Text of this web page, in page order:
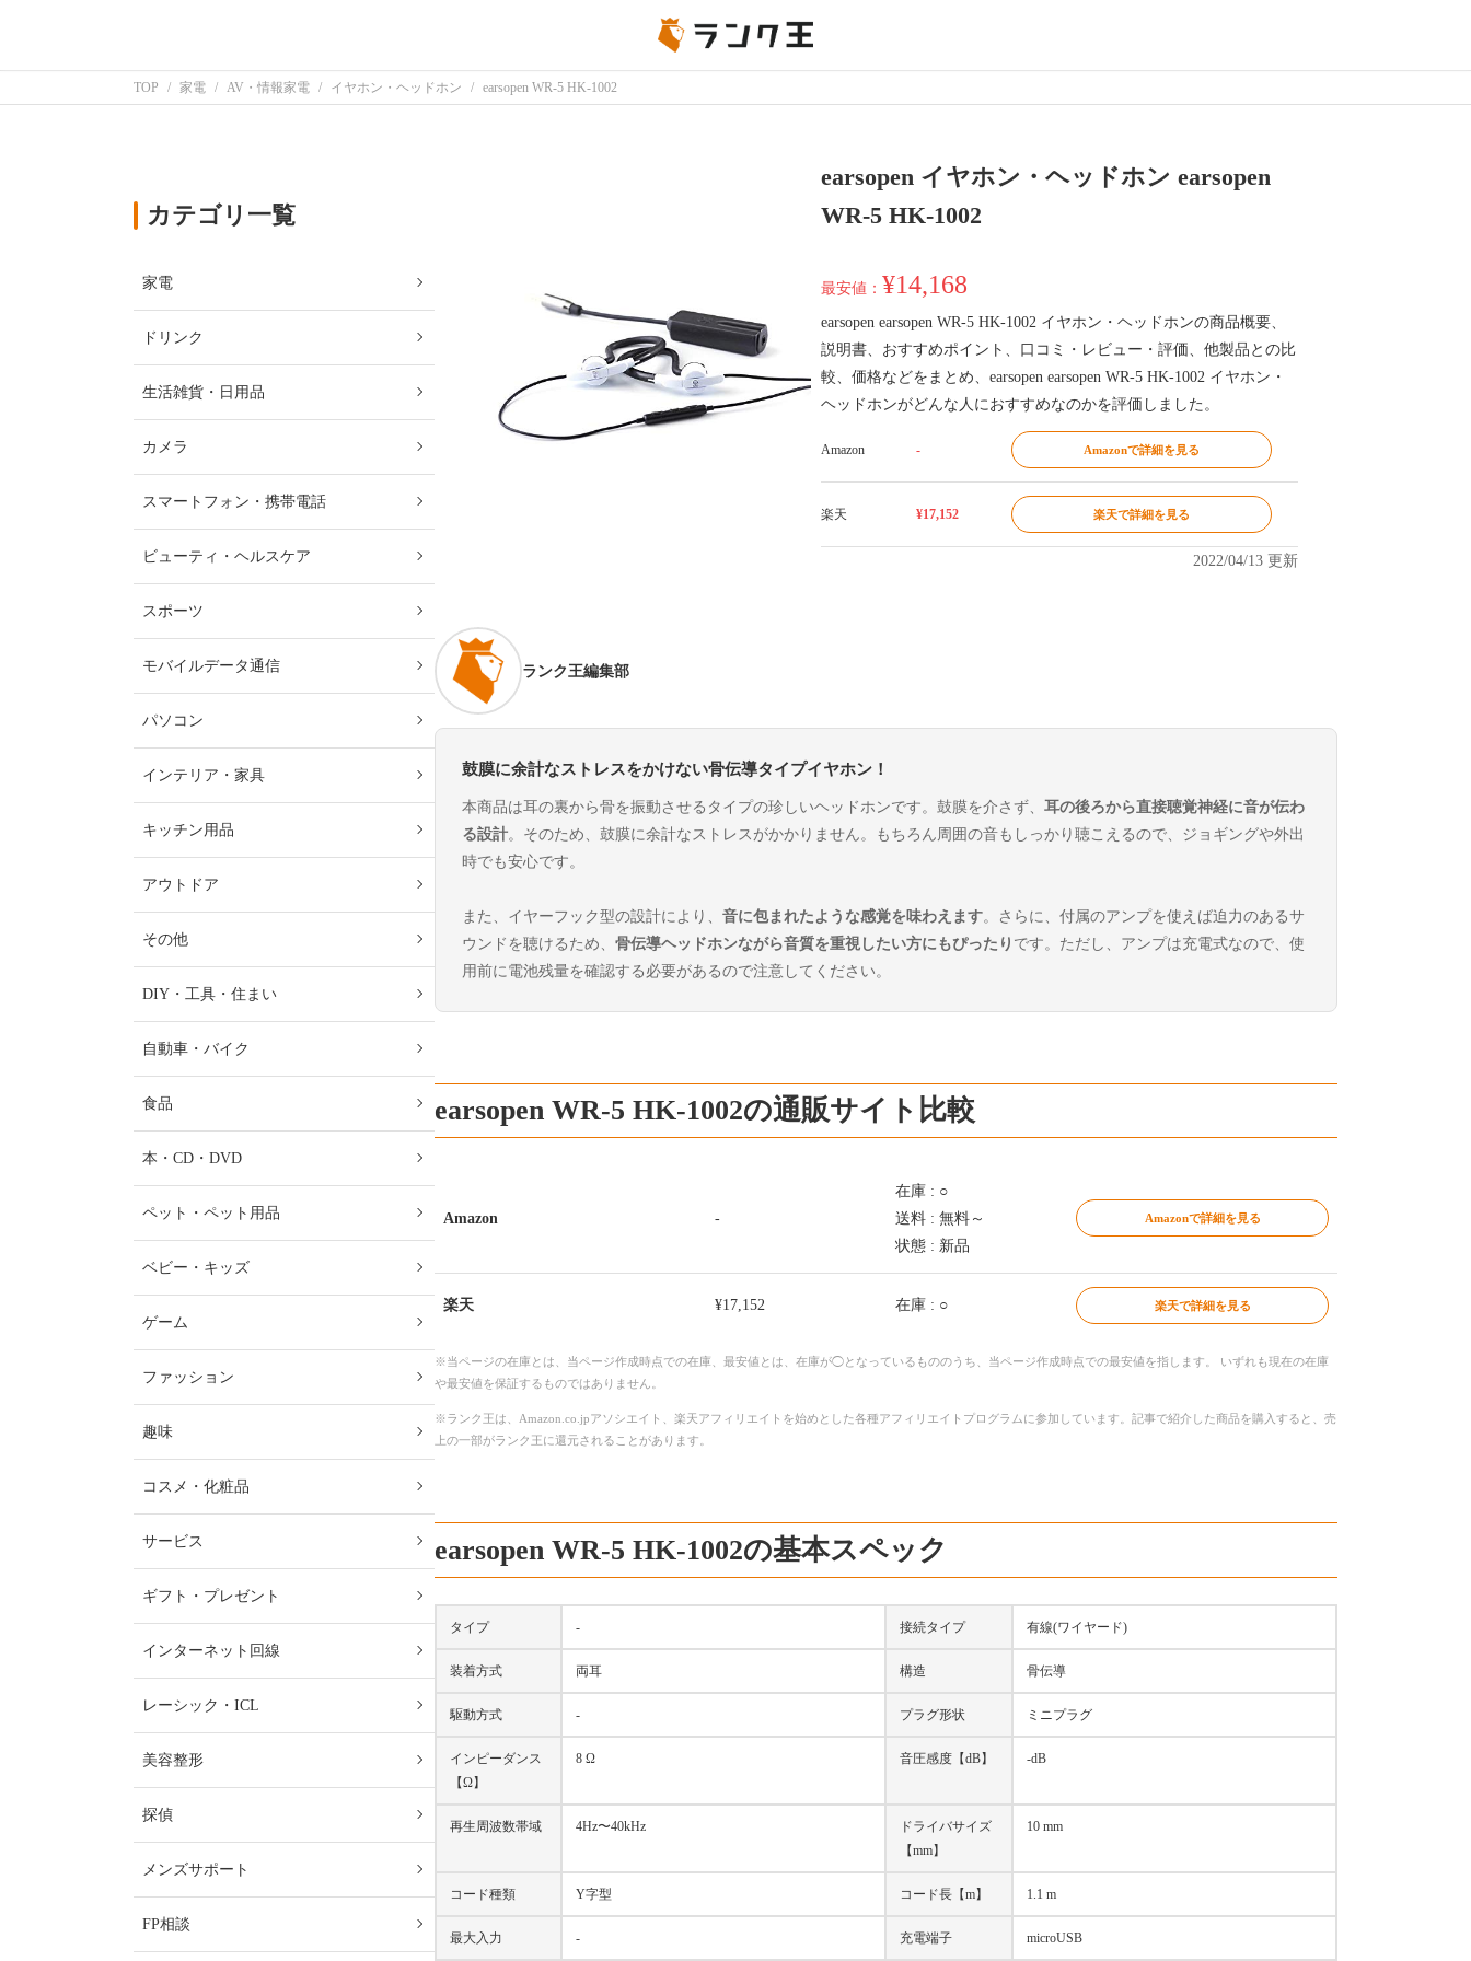
TOP 家電 AV・情報家電 イヤホン・ヘッドホン earsopen WR-5 HK-1002
earsopen イヤホン・ヘッドホン earsopen
WR-5 HK-1002
最安値： ¥14,168
earsopen earsopen WR-5 HK-1002 イヤホン・ヘッドホンの商品概要、
説明書、おすすめポイント、口コミ・レビュー・評価、他製品との比
較、価格などをまとめ、earsopen earsopen WR-5 HK-1002 イヤホン・
ヘッドホンがどんな人におすすめなのかを評価しました。
Amazon - Amazonで詳細を見る
楽天 ¥17,152 楽天で詳細を見る
2022/04/13 更新
ランク王編集部
鼓膜に余計なストレスをかけない骨伝導タイプイヤホン！
本商品は耳の裏から骨を振動させるタイプの珍しいヘッドホンです。鼓膜を介さず、 耳の後ろから直接聴覚神経に音が伝わ
る設計。そのため、鼓膜に余計なストレスがかかりません。もちろん周囲の音もしっかり聴こえるので、ジョギングや外出
時でも安心です。
また、イヤーフック型の設計により、 音に包まれたような感覚を味わえます。さらに、付属のアンプを使えば迫力のあるサ
ウンドを聴けるため、 骨伝導ヘッドホンながら音質を重視したい方にもぴったり です。ただし、アンプは充電式なので、使
用前に電池残量を確認する必要があるので注意してください。
earsopen WR-5 HK-1002の通販サイト比較
Amazon -
在庫 : ○
送料 : 無料～
状態 : 新品
Amazonで詳細を見る
楽天 ¥17,152 在庫 : ○ 楽天で詳細を見る
※当ページの在庫とは、当ページ作成時点での在庫、最安値とは、在庫が◯となっているもののうち、当ページ作成時点での最安値を指します。 いずれも現在の在庫
や最安値を保証するものではありません。
※ランク王は、Amazon.co.jpアソシエイト、楽天アフィリエイトを始めとした各種アフィリエイトプログラムに参加しています。記事で紹介した商品を購入すると、売
上の一部がランク王に還元されることがあります。
earsopen WR-5 HK-1002の基本スペック
タイプ - 接続タイプ 有線(ワイヤード)
装着方式 両耳 構造 骨伝導
駆動方式 - プラグ形状 ミニプラグ
インピーダンス
【Ω】
8 Ω 音圧感度【dB】 -dB
再生周波数帯域 4Hz〜40kHz
ドライバサイズ
【mm】
10 mm
コード種類 Y字型 コード長【m】 1.1 m
最大入力 - 充電端子 microUSB
カテゴリ一覧
家電
ドリンク
生活雑貨・日用品
カメラ
スマートフォン・携帯電話
ビューティ・ヘルスケア
スポーツ
モバイルデータ通信
パソコン
インテリア・家具
キッチン用品
アウトドア
その他
DIY・工具・住まい
自動車・バイク
食品
本・CD・DVD
ペット・ペット用品
ベビー・キッズ
ゲーム
ファッション
趣味
コスメ・化粧品
サービス
ギフト・プレゼント
インターネット回線
レーシック・ICL
美容整形
探偵
メンズサポート
FP相談